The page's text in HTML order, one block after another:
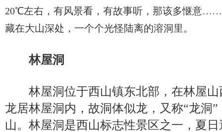
20℃左右，有风景看，有故事听，那该多惬意
藏在大山深处，一个个光怪陆离的溶洞里。
林屋洞
林屋洞位于西山镇东北部，在林屋山
龙居林屋洞内，故洞体似龙，又称“龙洞
山。林屋洞是西山标志性景区之一，夏